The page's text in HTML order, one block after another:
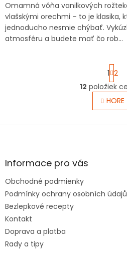
Omamná vôňa vanilkových
vlašskými orechmi – to je klasika,
jednoducho nesmie chýbať.
atmosféru a budete mať čo rob...
O
v
l
d
v
S
t
r
á
n
k
v
1 2
12 položiek
HORE
Z
ä
e
Informace pro vás
Obchodné podmienky
Podmínky ochrany osobních údajů
Bezlepkové recepty
Kontakt
Doprava a platba
Rady a tipy